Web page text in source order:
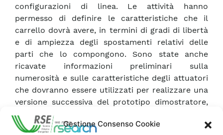
Gestione Consenso Cookie
configurazioni di linea. Le attività hanno
permesso di definire le caratteristiche che il
carrello dovrà avere, in termini di gradi di libertà
e di ampiezza degli spostamenti relativi delle
parti che lo compongono. Sono state anche
ricavate informazioni preliminari sulla
numerosità e sulle caratteristiche degli attuatori
che dovranno essere utilizzati per realizzare una
versione successiva del prototipo dimostratore,
in grado di verificare l’idoneità al telepilotaggio
del dispositivo.